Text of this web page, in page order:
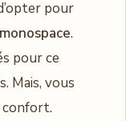
pour
.
pour ce
Mais, vous
confort.